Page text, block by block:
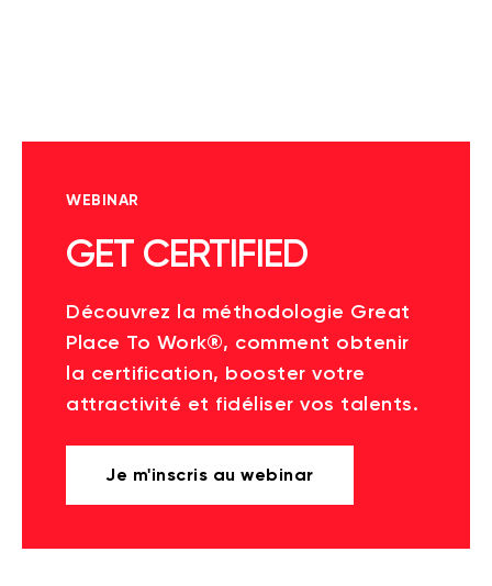
WEBINAR
GET CERTIFIED
Découvrez la méthodologie Great
Place To Work®, comment obtenir
la certification, booster votre
attractivité et fidéliser vos talents.
Je m'inscris au webinar